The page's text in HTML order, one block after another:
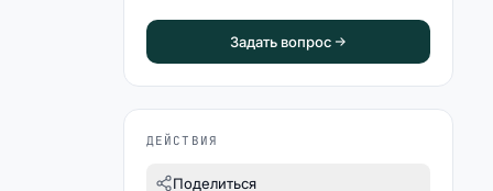
Задать вопрос
ДЕЙСТВИЯ
Поделиться